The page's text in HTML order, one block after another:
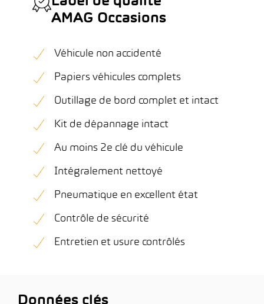
AMAG Occasions
Véhicule non accidenté
Papiers véhicules complets
Outillage de bord complet et intact
Kit de dépannage intact
Au moins 2e clé du véhicule
Intégralement nettoyé
Pneumatique en excellent état
Contrôle de sécurité
Entretien et usure contrôlés
Données clés